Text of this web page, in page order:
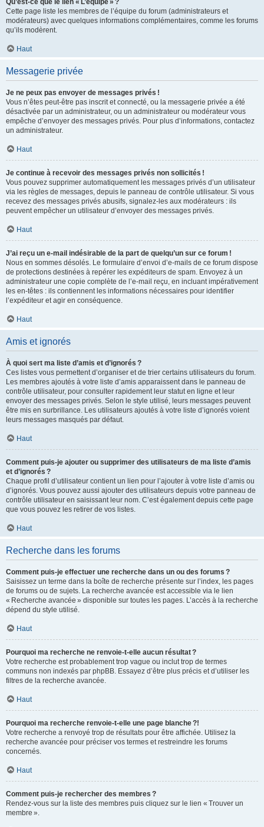
Qu’est-ce que le lien « L’équipe » ?
Cette page liste les membres de l’équipe du forum (administrateurs et
modérateurs) avec quelques informations complémentaires, comme les forums
qu’ils modèrent.
Haut
Messagerie privée
Je ne peux pas envoyer de messages privés !
Vous n’êtes peut-être pas inscrit et connecté, ou la messagerie privée a été
désactivée par un administrateur, ou un administrateur ou modérateur vous
empêche d’envoyer des messages privés. Pour plus d’informations, contactez
un administrateur.
Haut
Je continue à recevoir des messages privés non sollicités !
Vous pouvez supprimer automatiquement les messages privés d’un utilisateur
via les règles de messages, depuis le panneau de contrôle utilisateur. Si vous
recevez des messages privés abusifs, signalez-les aux modérateurs : ils
peuvent empêcher un utilisateur d’envoyer des messages privés.
Haut
J’ai reçu un e-mail indésirable de la part de quelqu’un sur ce forum !
Nous en sommes désolés. Le formulaire d’envoi d’e-mails de ce forum dispose
de protections destinées à repérer les expéditeurs de spam. Envoyez à un
administrateur une copie complète de l’e-mail reçu, en incluant impérativement
les en-têtes : ils contiennent les informations nécessaires pour identifier
l’expéditeur et agir en conséquence.
Haut
Amis et ignorés
À quoi sert ma liste d’amis et d’ignorés ?
Ces listes vous permettent d’organiser et de trier certains utilisateurs du forum.
Les membres ajoutés à votre liste d’amis apparaissent dans le panneau de
contrôle utilisateur, pour consulter rapidement leur statut en ligne et leur
envoyer des messages privés. Selon le style utilisé, leurs messages peuvent
être mis en surbrillance. Les utilisateurs ajoutés à votre liste d’ignorés voient
leurs messages masqués par défaut.
Haut
Comment puis-je ajouter ou supprimer des utilisateurs de ma liste d’amis
et d’ignorés ?
Chaque profil d’utilisateur contient un lien pour l’ajouter à votre liste d’amis ou
d’ignorés. Vous pouvez aussi ajouter des utilisateurs depuis votre panneau de
contrôle utilisateur en saisissant leur nom. C’est également depuis cette page
que vous pouvez les retirer de vos listes.
Haut
Recherche dans les forums
Comment puis-je effectuer une recherche dans un ou des forums ?
Saisissez un terme dans la boîte de recherche présente sur l’index, les pages
de forums ou de sujets. La recherche avancée est accessible via le lien
« Recherche avancée » disponible sur toutes les pages. L’accès à la recherche
dépend du style utilisé.
Haut
Pourquoi ma recherche ne renvoie-t-elle aucun résultat ?
Votre recherche est probablement trop vague ou inclut trop de termes
communs non indexés par phpBB. Essayez d’être plus précis et d’utiliser les
filtres de la recherche avancée.
Haut
Pourquoi ma recherche renvoie-t-elle une page blanche ?!
Votre recherche a renvoyé trop de résultats pour être affichée. Utilisez la
recherche avancée pour préciser vos termes et restreindre les forums
concernés.
Haut
Comment puis-je rechercher des membres ?
Rendez-vous sur la liste des membres puis cliquez sur le lien « Trouver un
membre ».